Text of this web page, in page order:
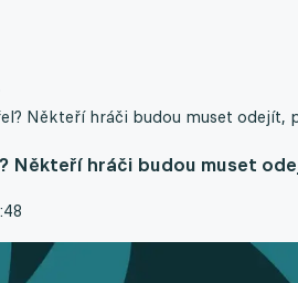
Někteří hráči budou muset odejít,
Někteří hráči budou muset